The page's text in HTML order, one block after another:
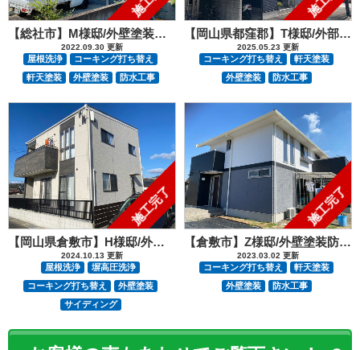
【総社市】M様邸/外壁塗装工事
2022.09.30 更新
屋根洗浄
コーキング打ち替え
軒天塗装
外壁塗装 防水工事
【岡山県都窪郡】T様邸/外部塗装防水工事
2025.05.23 更新
コーキング打ち替え
軒天塗装
外壁塗装
防水工事
施工完了
【岡山県倉敷市】H様邸/外部塗装工事
2024.10.13 更新
屋根洗浄
塀高圧洗浄
コーキング打ち替え
外壁塗装
サイディング
施工完了
【倉敷市】Z様邸/外壁塗装防水工事
2023.03.02 更新
コーキング打ち替え
軒天塗装
外壁塗装
防水工事